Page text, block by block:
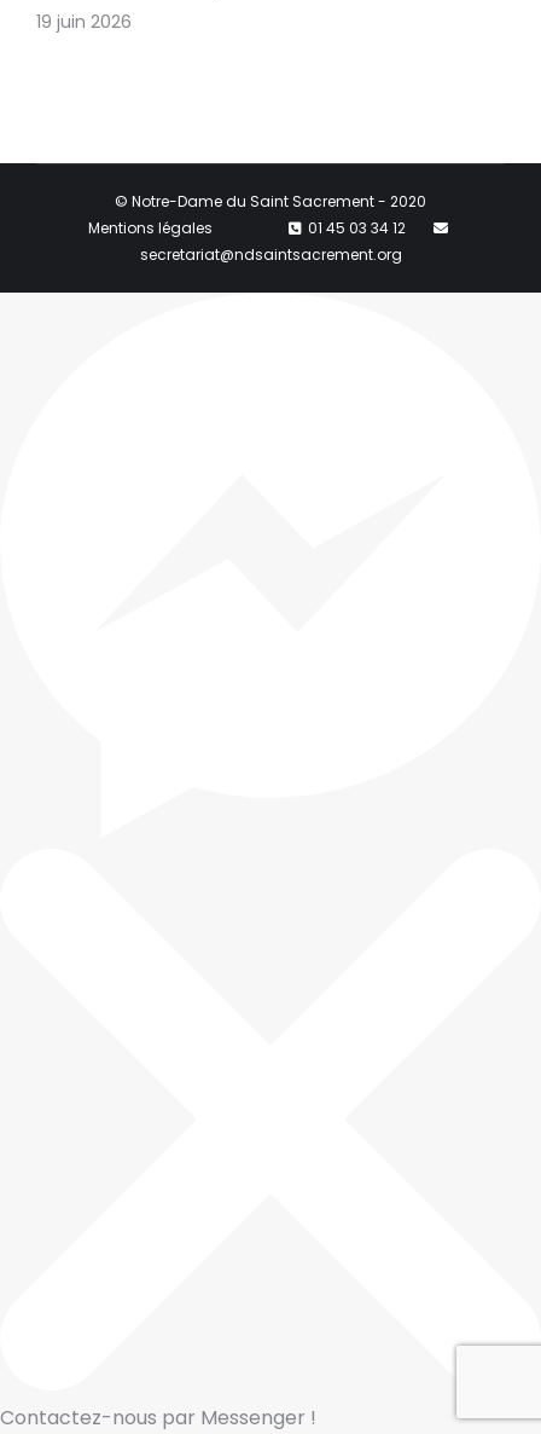
19 juin 2026
© Notre-Dame du Saint Sacrement - 2020
Mentions légales
01 45 03 34 12
secretariat@ndsaintsacrement.org
Contactez-nous par Messenger !